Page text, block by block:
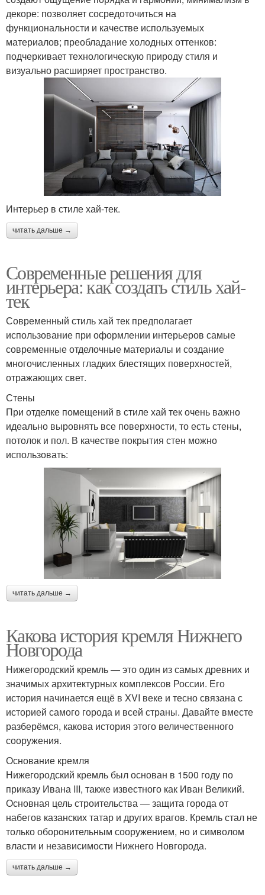
декоре: позволяет сосредоточиться на
функциональности и качестве используемых
материалов; преобладание холодных оттенков:
подчеркивает технологическую природу стиля и
визуально расширяет пространство.
Интерьер в стиле хай-тек.
читать дальше →
Современные решения для
интерьера: как создать стиль хай-
тек
Современный стиль хай тек предполагает
использование при оформлении интерьеров самые
современные отделочные материалы и создание
многочисленных гладких блестящих поверхностей,
отражающих свет.
Стены
При отделке помещений в стиле хай тек очень важно
идеально выровнять все поверхности, то есть стены,
потолок и пол. В качестве покрытия стен можно
использовать:
читать дальше →
Какова история кремля Нижнего
Новгорода
Нижегородский кремль — это один из самых древних и
значимых архитектурных комплексов России. Его
история начинается ещё в XVI веке и тесно связана с
историей самого города и всей страны. Давайте вместе
разберёмся, какова история этого величественного
сооружения.
Основание кремля
Нижегородский кремль был основан в 1500 году по
приказу Ивана III, также известного как Иван Великий.
Основная цель строительства — защита города от
набегов казанских татар и других врагов. Кремль стал не
только оборонительным сооружением, но и символом
власти и независимости Нижнего Новгорода.
читать дальше →